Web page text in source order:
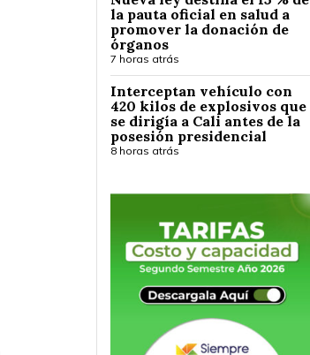
la pauta oficial en salud a
promover la donación de
órganos
7 horas atrás
Interceptan vehículo con
420 kilos de explosivos que
se dirigía a Cali antes de la
posesión presidencial
8 horas atrás